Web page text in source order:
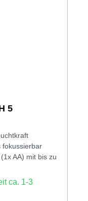
5
fokussierbar
AA) mit bis zu
ca. 1-3